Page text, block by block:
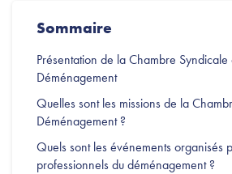
Sommaire
Présentation de la Chambre Syndicale
Déménagement
Quelles sont les missions de la
Déménagement ?
Quels sont les événements organisés
professionnels du déménagement ?